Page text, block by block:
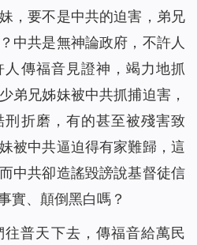
，要不是中共的迫害，弟兄
中共是無神論政府，不許人
傳福音見證神，竭力地抓
弟兄姊妹被中共抓捕迫害，
折磨，有的甚至被殘害致
被中共逼迫得有家難歸，這
中共卻造謠毀謗說基督徒信
實、顛倒黑白嗎？
往普天下去，傳福音給萬民